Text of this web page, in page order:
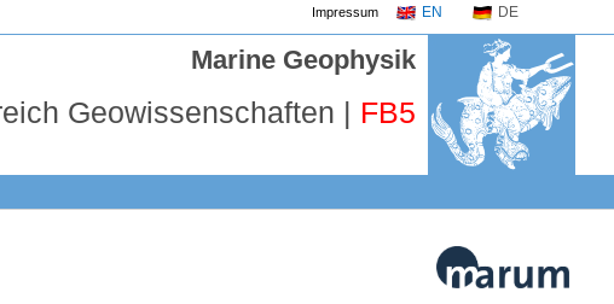
Impressum EN DE
Marine Geophysik
Geowissenschaften | FB5